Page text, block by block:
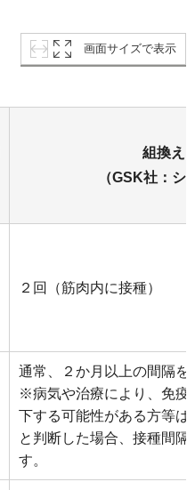
画面サイズで表示
組換え
（GSK社：シ
２回（筋肉内に接種）
通常、２か月以上の間隔を
※病気や治療により、免疫
下する可能性がある方等
と判断した場合、接種間
す。